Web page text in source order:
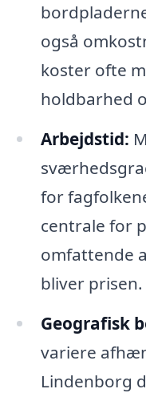
også
koster ofte
holdbarhed
Arbejdstid:
for
centrale for
omfattende
bliver prisen.
Geografisk
variere
Lindenborg